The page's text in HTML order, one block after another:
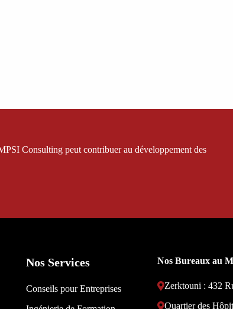
Consulting peut contribuer au développement des
Nos Services
Conseils pour Entreprises
Nos Bureaux au
Zerktouni : 432
Quartier des